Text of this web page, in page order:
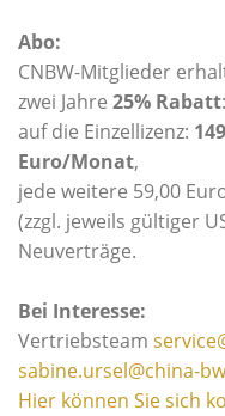
Abo:
CNBW-Mitglieder
zwei Jahre 25% Rabatt:
auf die Einzellizenz:
Euro/Monat,
jede weitere 59,00
(zzgl. jeweils gültiger
Neuverträge.
Bei Interesse:
Vertriebsteam
sabine.ursel@china-
Hier können Sie sich